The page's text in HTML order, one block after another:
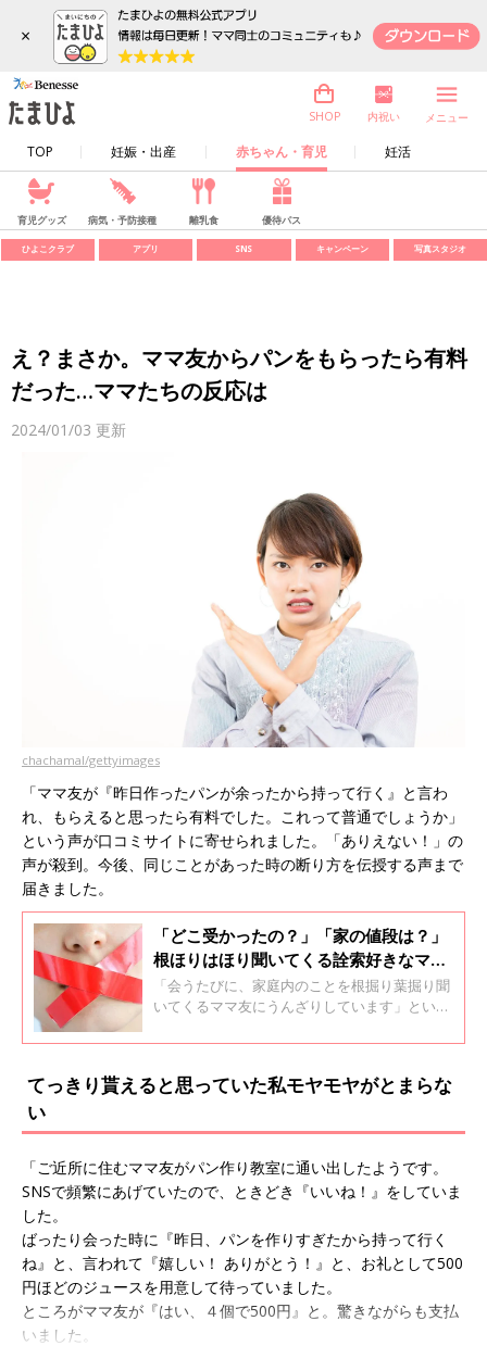
×
TOP 妊娠・出産 赤ちゃん・育児 妊活
SHOP 内祝い メニュー
育児グッズ 病気・予防接種 離乳食 優待パス
ひよこクラブ アプリ SNS キャンペーン 写真スタジオ
え？まさか。ママ友からパンをもらったら有料
だった…ママたちの反応は
2024/01/03 更新
chachamal/gettyimages
「ママ友が『昨日作ったパンが余ったから持って行く』と言わ
れ、もらえると思ったら有料でした。これって普通でしょうか」
という声が口コミサイトに寄せられました。「ありえない！」の
声が殺到。今後、同じことがあった時の断り方を伝授する声まで
届きました。
「どこ受かったの？」「家の値段は？」
根ほりはほり聞いてくる詮索好きなママ
友への断り方、ママたちの声
「会うたびに、家庭内のことを根掘り葉掘り聞
いてくるママ友にうんざりしています」という
せられました。ママ友に限らず親戚、同僚など
の声が集まりました。
てっきり貰えると思っていた私モヤモヤがとまらな
い
「ご近所に住むママ友がパン作り教室に通い出したようです。
SNSで頻繁にあげていたので、ときどき『いいね！』をしていま
した。
ばったり会った時に『昨日、パンを作りすぎたから持って行く
ね』と、言われて『嬉しい！ ありがとう！』と、お礼として500
円ほどのジュースを用意して待っていました。
ところがママ友が『はい、４個で500円』と。驚きながらも支払
いました。